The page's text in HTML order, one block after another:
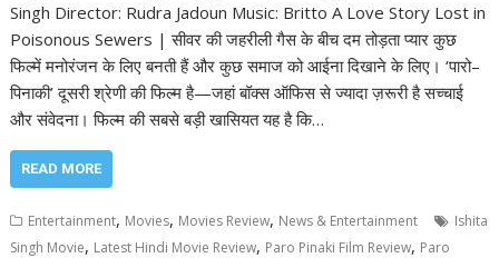
Singh Director: Rudra Jadoun Music: Britto A Love Story Lost in
Poisonous Sewers | सीवर की जहरीली गैस के बीच दम तोड़ता प्यार कुछ
फिल्में मनोरंजन के लिए बनती हैं और कुछ समाज को आईना दिखाने के लिए। ‘पारो–
पिनाकी’ दूसरी श्रेणी की फिल्म है—जहां बॉक्स ऑफिस से ज्यादा ज़रूरी है सच्चाई
और संवेदना। फिल्म की सबसे बड़ी खासियत यह है कि…
READ MORE
Entertainment, Movies, Movies Review, News & Entertainment
Ishita
Singh Movie, Latest Hindi Movie Review, Paro Pinaki Film Review, Paro